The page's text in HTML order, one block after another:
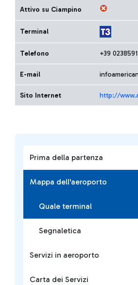
Prima della partenza
Mappa dell'aeroporto
Quale terminal
Segnaletica
Servizi in aeroporto
Carta dei Servizi
Attivo su Ciampino
Terminal
Telefono +39
E-mail
Sito Internet http://